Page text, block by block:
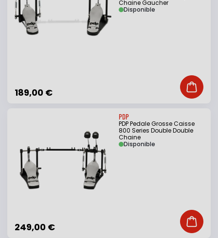
Chaine Gaucher
189,00 €
Disponible
Ajouter
PDP
PDP Pedale Grosse Caisse
800 Series Double Double
Chaine
249,00 €
Disponible
Ajouter